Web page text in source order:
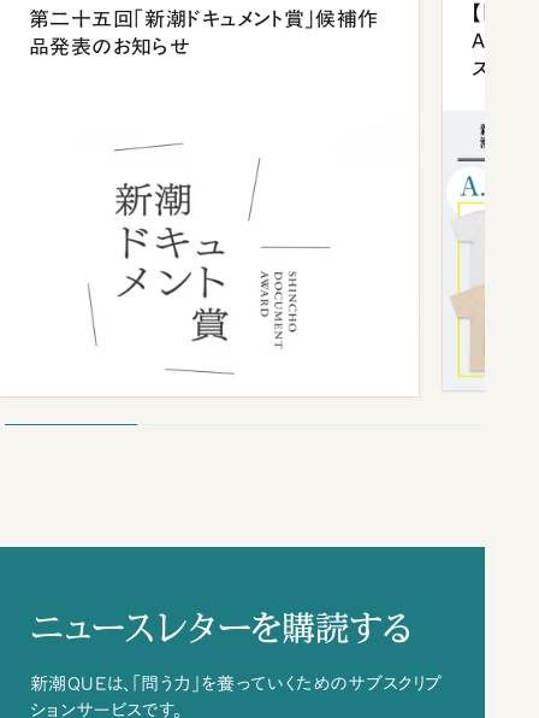
第二十五回「新潮ドキュメント賞」候補作
品発表のお知らせ
【「新
ズプレ
ニュースレターを購読する
新潮QUEは、「問う力」を養っていくためのサブスクリプ
ションサービスです。